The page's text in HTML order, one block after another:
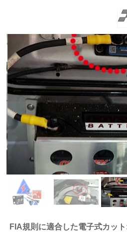
FIA規則に適合した電子式カッ